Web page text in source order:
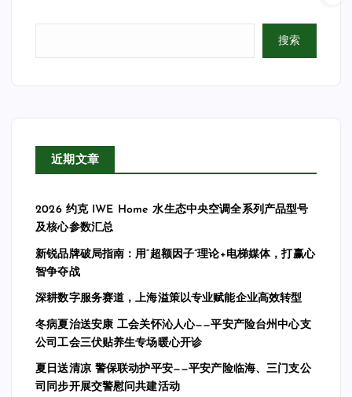
搜索
近期文章
2026 约克 IWE Home 水生态中央空调全系列产品型号
及核心参数汇总
新锐品牌破局指南：用“超额因子”理论+电梯媒体，打赢心
智争夺战
深耕数字服务赛道，上海溢策以专业赋能企业高效转型
冬病夏治送安康 工会关怀沁人心——平安产险台州中心支
公司工会三伏贴养生专场暖心开诊
夏日送清凉 警保联动护平安——平安产险临海、三门支公
司同步开展交警慰问共建活动